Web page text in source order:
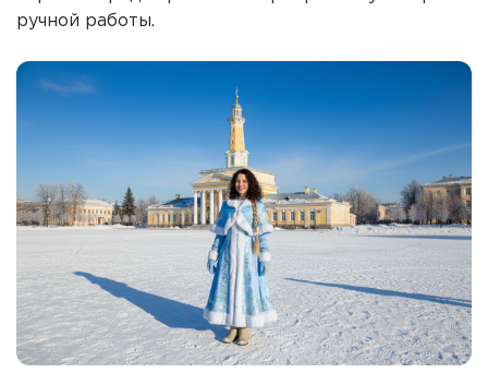
ручной работы.